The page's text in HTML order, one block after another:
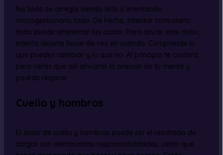
No todo se arregla siendo listo o intentando
microgestionarlo todo. De hecho, intentar controlarlo
todo puede empeorar las cosas. Para aliviar este dolor,
intenta dejarte llevar de vez en cuando. Comprende lo
que puedes cambiar y lo que no. Al principio te costará,
pero verás que así aliviarás la presión de tu mente y
podrás respirar.
Cuello y hombros
El dolor de cuello y hombros puede ser el resultado de
cargar con demasiadas responsabilidades, sentir que